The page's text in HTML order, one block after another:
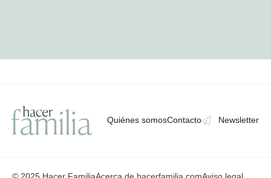
Quiénes somosContacto Newsletter